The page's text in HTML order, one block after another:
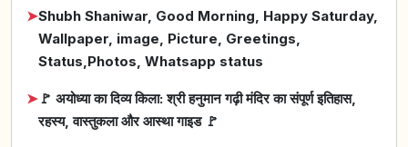
➤Shubh Shaniwar, Good Morning, Happy Saturday,
Wallpaper, image, Picture, Greetings,
Status,Photos, Whatsapp status
➤🚩 अयोध्या का दिव्य किला: श्री हनुमान गढ़ी मंदिर का संपूर्ण इतिहास,
रहस्य, वास्तुकला और आस्था गाइड 🚩